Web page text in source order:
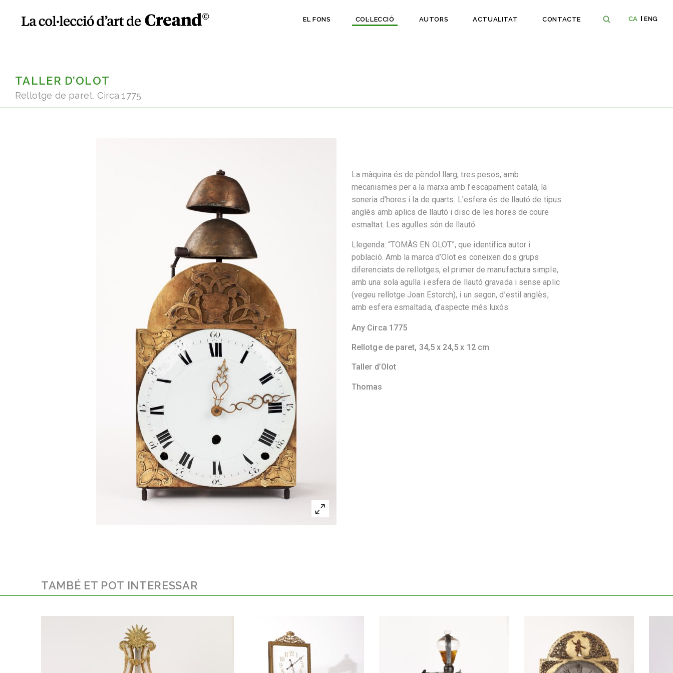
EL FONS COL·LECCIÓ AUTORS ACTUALITAT CONTACTE CA ENG
TALLER D’OLOT
Rellotge de paret, Circa 1775
La màquina és de pèndol llarg, tres pesos, amb
mecanismes per a la marxa amb l’escapament català, la
soneria d’hores i la de quarts. L’esfera és de llautó de tipus
anglès amb aplics de llautó i disc de les hores de coure
esmaltat. Les agulles són de llautó.
Llegenda: “TOMÀS EN OLOT”, que identifica autor i
població. Amb la marca d’Olot es coneixen dos grups
diferenciats de rellotges, el primer de manufactura simple,
amb una sola agulla i esfera de llautó gravada i sense aplic
(vegeu rellotge Joan Estorch), i un segon, d’estil anglès,
amb esfera esmaltada, d’aspecte més luxós.
Any Circa 1775
Rellotge de paret, 34,5 x 24,5 x 12 cm
Taller d’Olot
Thomas
TAMBÉ ET POT INTERESSAR